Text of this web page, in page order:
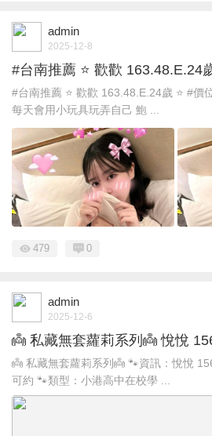
admin
2025-12-8
#台南推薦 ⭐ 歡歡 163.48.E.24
#台南推薦 ⭐ 歡歡 163.48.E.24歲 ⭐ #價
每天會用小玩具玩弄自己 鮑 ...
479 0
admin
2025-12-6
👼 私藏無套蘿莉系列👼 悅悅
👼 私藏無套蘿莉系列👼 🐾資訊：悅悅
可約 🐾類型：小港高中在校學 ...